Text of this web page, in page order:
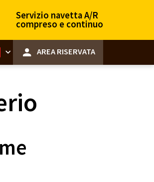
Servizio navetta A/R
compreso e continuo
AREA RISERVATA